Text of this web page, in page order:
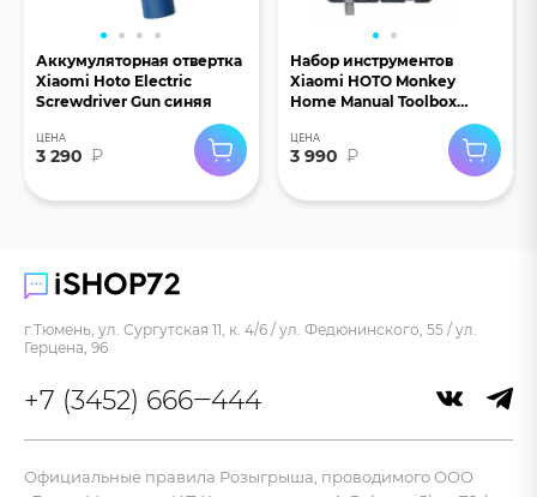
Аккумуляторная отвертка
Xiaomi Hoto Electric
Screwdriver Gun синяя
ЦЕНА
3 290 ₽
Набор инструментов
Xiaomi HOTO Monkey
Home Manual Toolbox
ЦЕНА
3 990 ₽
+7 (3452) 666‒444
г.Тюмень, ул. Сургутская 11, к. 4/6 / ул. Федюнинского, 55 / ул.
Герцена, 96
Официальные правила Розыгрыша, проводимого ООО